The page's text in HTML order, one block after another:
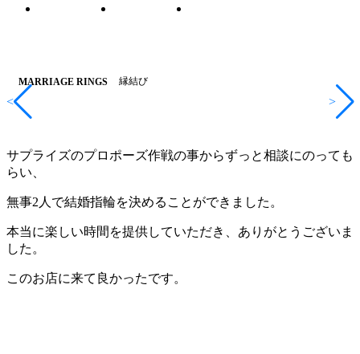
< >
MARRIAGE RINGS 縁結び
サプライズのプロポーズ作戦の事からずっと相談にのっても
らい、
無事2人で結婚指輪を決めることができました。
本当に楽しい時間を提供していただき、ありがとうございま
した。
このお店に来て良かったです。